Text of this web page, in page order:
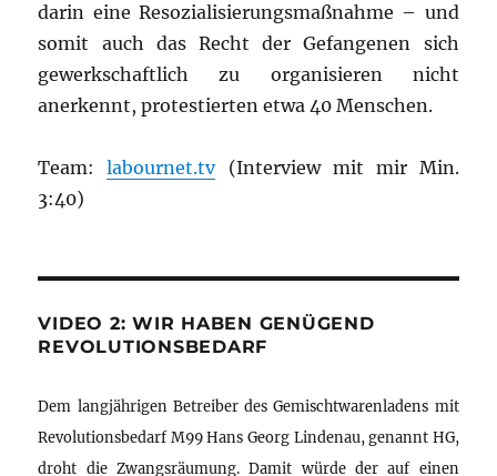
darin eine Resozialisierungsmaßnahme – und
somit auch das Recht der Gefangenen sich
gewerkschaftlich zu organisieren nicht
anerkennt, protestierten etwa 40 Menschen.
Team:labournet.tv(Interview mit mir Min.
3:40)
VIDEO 2: WIR HABEN GENÜGEND
REVOLUTIONSBEDARF
Dem langjährigen Betreiber des Gemischtwarenladens mit
Revolutionsbedarf M99 Hans Georg Lindenau, genannt HG,
droht die Zwangsräumung. Damit würde der auf einen